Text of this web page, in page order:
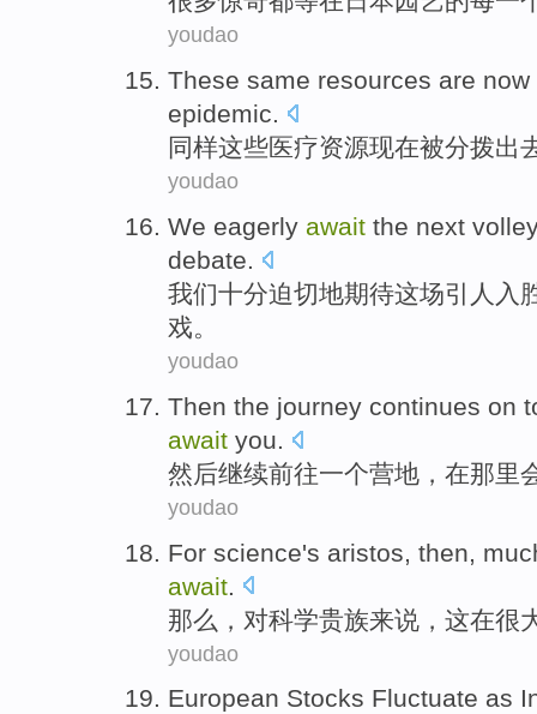
youdao
These same resources are now
epidemic.
同样这些医疗资源现在被分拨出
youdao
We eagerly await the next
debate.
我们十分迫切地期待这场引人入
戏。
youdao
Then the journey continues on
await you.
然后继续前往一个营地 ， 在那里
youdao
For science's aristos then
await
那么 ， 对科学贵族来说， 这在很
youdao
European Stocks Fluctuate as